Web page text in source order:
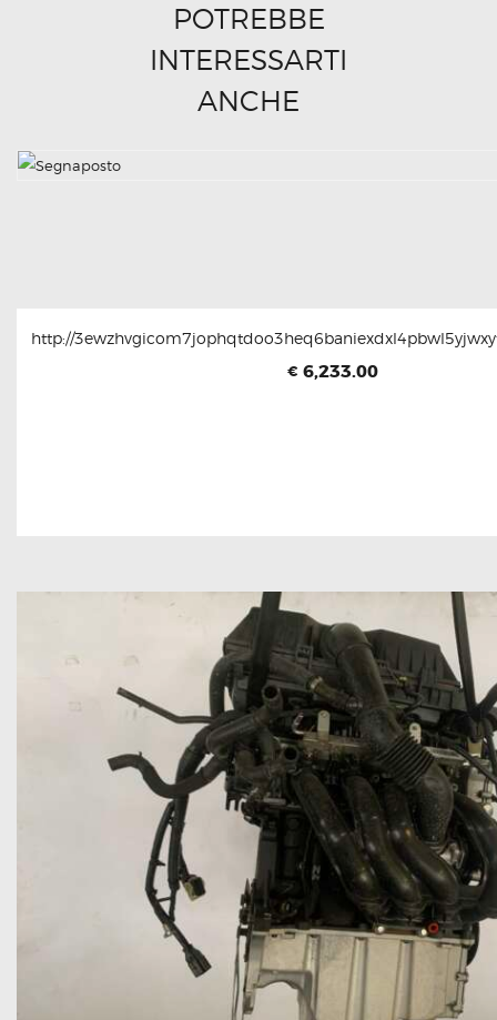
POTREBBE
INTERESSARTI
ANCHE
http://
€ 6,233.00